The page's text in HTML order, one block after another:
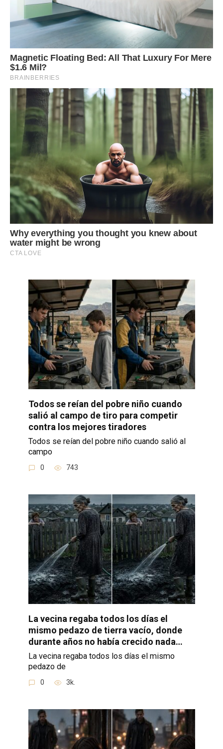
Todos se reían del pobre niño cuando
salió al campo de tiro para competir
contra los mejores tiradores
Todos se reían del pobre niño cuando salió al
campo
0 743
La vecina regaba todos los días el
mismo pedazo de tierra vacío, donde
durante años no había crecido nada…
La vecina regaba todos los días el mismo
pedazo de
0 3k.